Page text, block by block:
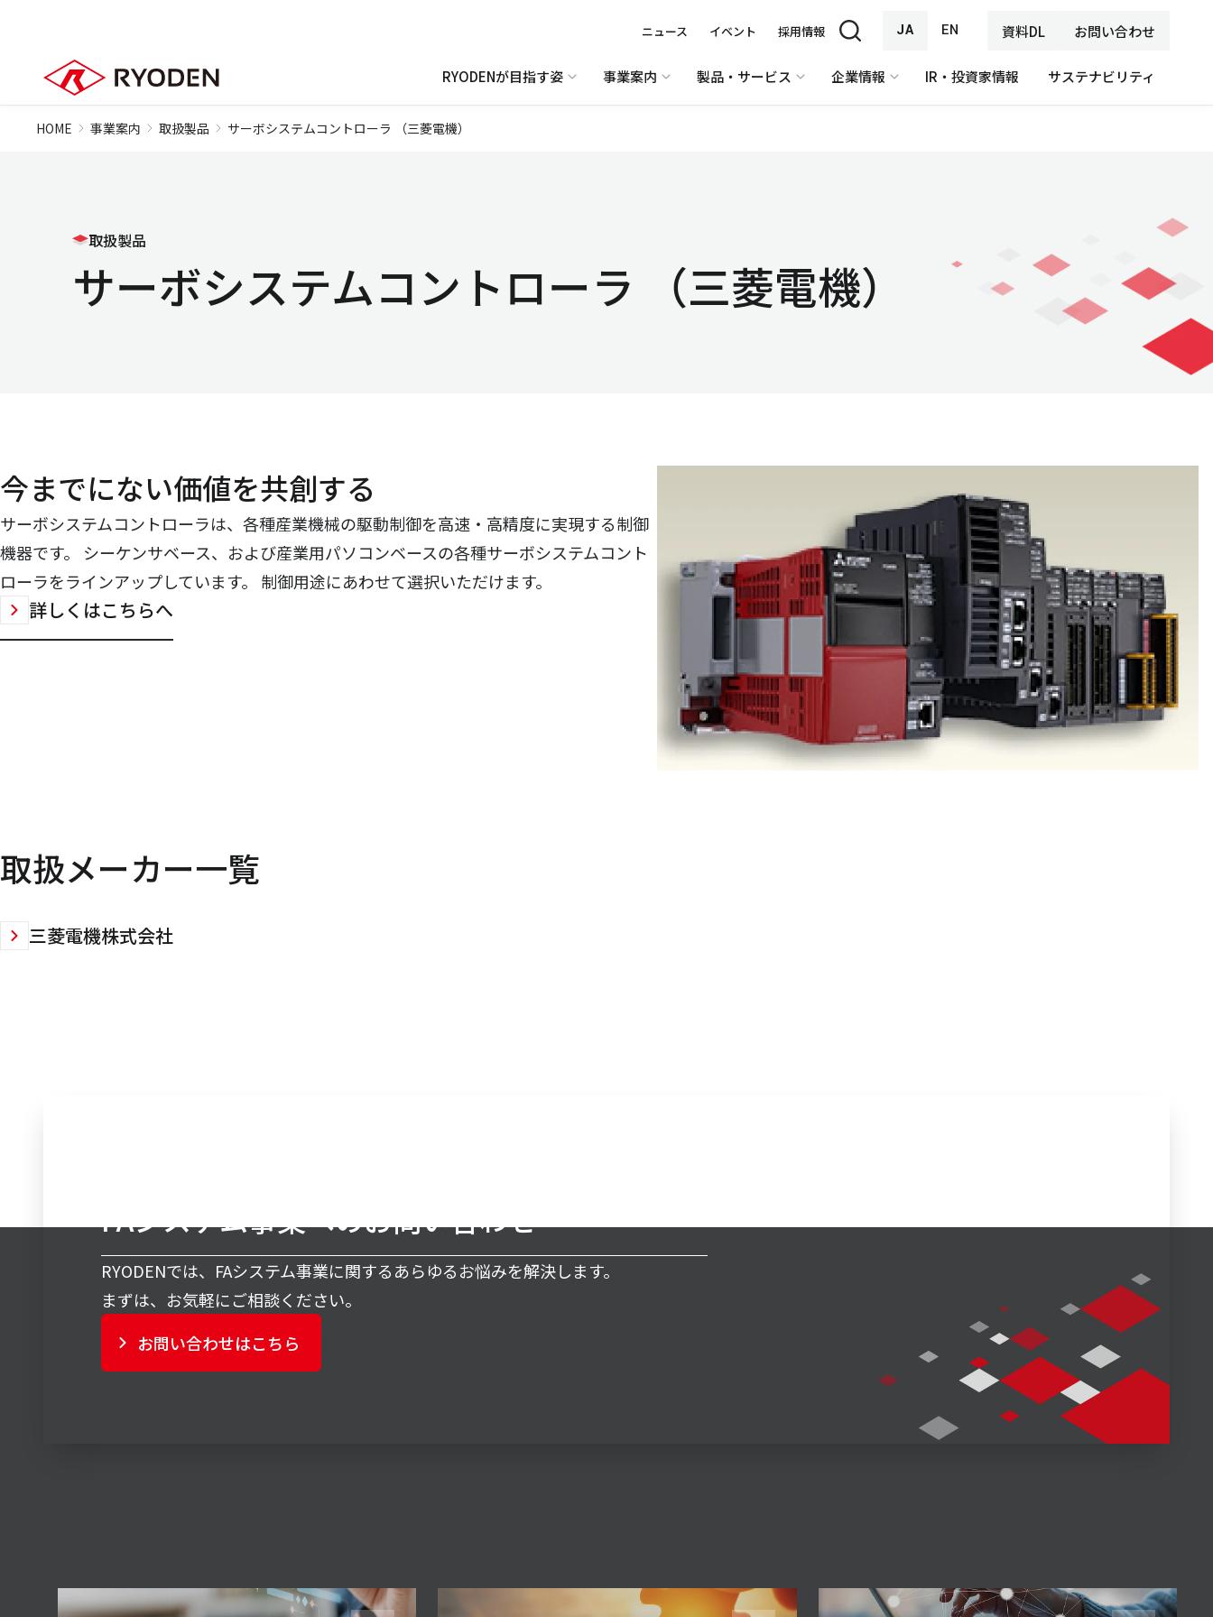
ニュース イベント 採用情報 JA EN 資料DL お問い合わせ
RYODENが目指す姿 事業案内 製品・サービス 企業情報 IR・投資家情報 サステナビリティ
HOME 事業案内 取扱製品 サーボシステムコントローラ （三菱電機）
取扱製品
サーボシステムコントローラ （三菱電機）
今までにない価値を共創する
サーボシステムコントローラは、各種産業機械の駆動制御を高速・高精度に実現する制御
機器です。 シーケンサベース、および産業用パソコンベースの各種サーボシステムコント
ローラをラインアップしています。 制御用途にあわせて選択いただけます。
詳しくはこちらへ
取扱メーカー一覧
三菱電機株式会社
FAシステム事業へのお問い合わせ
RYODENでは、FAシステム事業に関するあらゆるお悩みを解決します。
まずは、お気軽にご相談ください。
お問い合わせはこちら